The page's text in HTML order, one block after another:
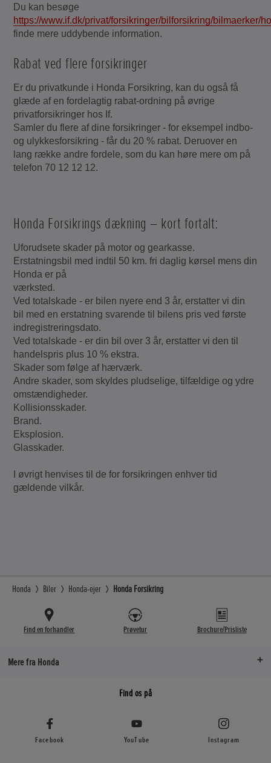
Du kan besøge
https://www.if.dk/privat/forsikringer/bilforsikring/bilmaerker/
finde mere uddybende information.
Rabat ved flere forsikringer
Er du privatkunde i Honda Forsikring, kan du også få
glæde af en fordelagtig rabat-ordning på øvrige
privatforsikringer hos If.
Samler du flere af dine forsikringer - for eksempel indbo-
og ulykkesforsikring - får du 20 % rabat. Deruover en
lang række andre fordele, som du kan høre mere om på
telefon 70 12 12 12.
Honda Forsikrings dækning – kort fortalt:
Uforudsete skader på motor og gearkasse.
Erstatningsbil med indtil 50 km. fri daglig kørsel mens din
Honda er på
værksted.
Ved totalskade - er bilen nyere end 3 år, erstatter vi din
bil med en erstatning svarende til bilens pris ved første
indregistreringsdato.
Ved totalskade - er din bil over 3 år, erstatter vi den til
handelspris plus 10 % ekstra.
Skader som følge af hærværk.
Andre skader, som skyldes pludselige, tilfældige og ydre
omstændigheder.
Kollisionsskader.
Brand.
Eksplosion.
Glasskader.
I øvrigt henvises til de for forsikringen enhver tid
gældende vilkår.
Honda Biler Honda-ejer Honda Forsikring
Find en forhandler Prøvetur Brochure/Prisliste
Mere fra Honda
Find os på
Facebook YouTube Instagram